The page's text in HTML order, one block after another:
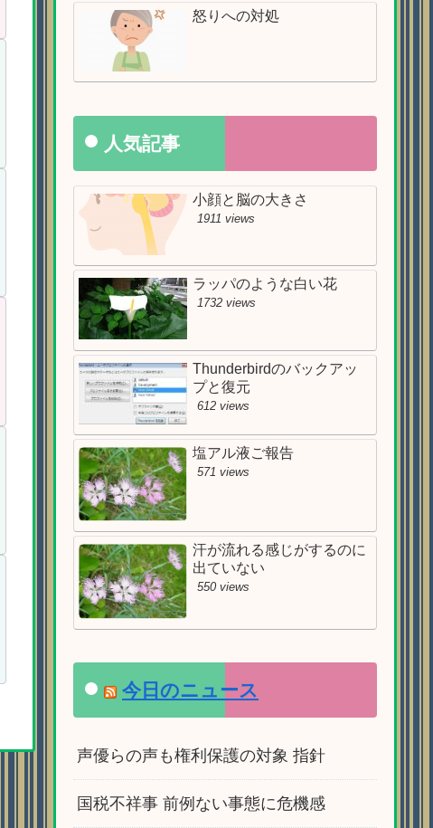
怒りへの対処
人気記事
小顔と脳の大きさ
1911 views
ラッパのような白い花
1732 views
Thunderbirdのバックアッ
プと復元
612 views
塩アル液ご報告
571 views
汗が流れる感じがするのに
出ていない
550 views
今日のニュース
声優らの声も権利保護の対象 指針
国税不祥事 前例ない事態に危機感